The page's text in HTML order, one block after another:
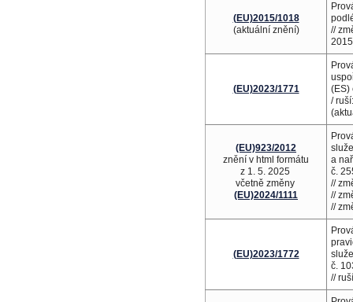
(EU)2015/1018
(aktuální znění)
//
(EU)2023/1771
(ES)
/
(EU)923/2012
znění v html formátu
z 1. 5. 2025
včetně změny
(EU)2024/1111
a
č.
//
//
//
(EU)2023/1772
č.
//